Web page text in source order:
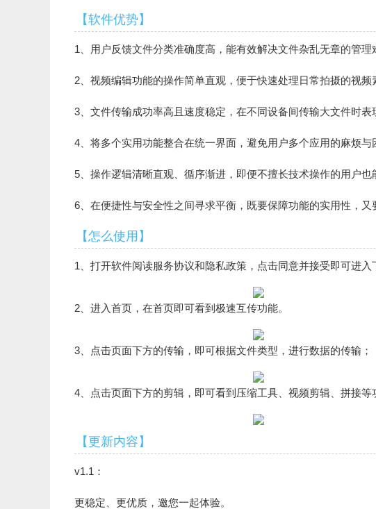
【软件优势】
1、用户反馈文件分类准确度高，能有效解决文件杂乱无章的管理
2、视频编辑功能的操作简单直观，便于快速处理日常拍摄的视频
3、文件传输成功率高且速度稳定，在不同设备间传输大文件时表
4、将多个实用功能整合在统一界面，避免用户多个应用的麻烦与
5、操作逻辑清晰直观、循序渐进，即便不擅长技术操作的用户也
6、在便捷性与安全性之间寻求平衡，既要保障功能的实用性，又
【怎么使用】
1、打开软件阅读服务协议和隐私政策，点击同意并接受即可进入
2、进入首页，在首页即可看到极速互传功能。
3、点击页面下方的传输，即可根据文件类型，进行数据的传输；
4、点击页面下方的剪辑，即可看到压缩工具、视频剪辑、拼接等
【更新内容】
v1.1：
更稳定、更优质，邀您一起体验。